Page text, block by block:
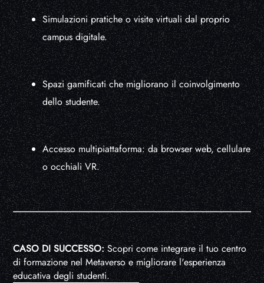
Simulazioni pratiche o visite virtuali dal proprio
campus digitale.
Spazi gamificati che migliorano il coinvolgimento
dello studente.
Accesso multipiattaforma: da browser web, cellulare
o occhiali VR.
CASO DI SUCCESSO:Scopri come integrare il tuo centro
di formazione nel Metaverso e migliorare l'esperienza
educativa degli studenti.